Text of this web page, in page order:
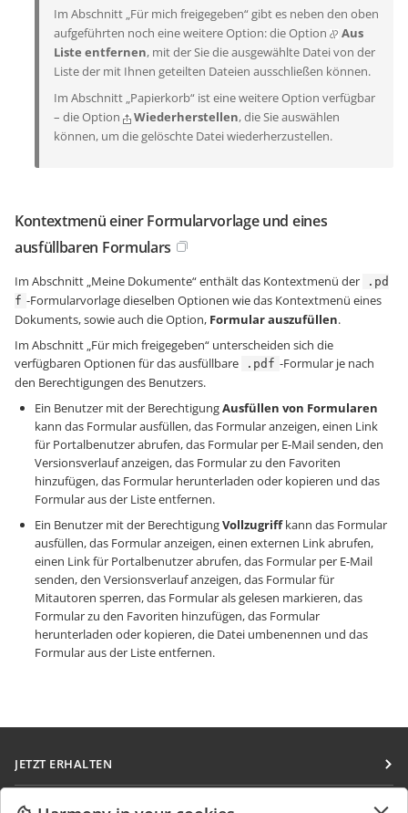
Im Abschnitt „Für mich freigegeben“ gibt es neben den oben
aufgeführten noch eine weitere Option: die Option
Aus
Liste entfernen, mit der Sie die ausgewählte Datei von der
Liste der mit Ihnen geteilten Dateien ausschließen können.
Im Abschnitt „Papierkorb“ ist eine weitere Option verfügbar
– die Option
Wiederherstellen, die Sie auswählen
können, um die gelöschte Datei wiederherzustellen.
Kontextmenü einer Formularvorlage und eines
ausfüllbaren Formulars
Im Abschnitt „Meine Dokumente“ enthält das Kontextmenü der
.pd
f -Formularvorlage dieselben Optionen wie das Kontextmenü eines
Dokuments, sowie auch die Option, Formular auszufüllen.
Im Abschnitt „Für mich freigegeben“ unterscheiden sich die
verfügbaren Optionen für das ausfüllbare
.pdf -Formular je nach
den Berechtigungen des Benutzers.
Ein Benutzer mit der BerechtigungAusfüllen von Formularen
kann das Formular ausfüllen, das Formular anzeigen, einen Link
für Portalbenutzer abrufen, das Formular per E-Mail senden, den
Versionsverlauf anzeigen, das Formular zu den Favoriten
hinzufügen, das Formular herunterladen oder kopieren und das
Formular aus der Liste entfernen.
Ein Benutzer mit der BerechtigungVollzugriffkann das Formular
ausfüllen, das Formular anzeigen, einen externen Link abrufen,
einen Link für Portalbenutzer abrufen, das Formular per E-Mail
senden, den Versionsverlauf anzeigen, das Formular für
Mitautoren sperren, das Formular als gelesen markieren, das
Formular zu den Favoriten hinzufügen, das Formular
herunterladen oder kopieren, die Datei umbenennen und das
Formular aus der Liste entfernen.
JETZT ERHALTEN
Docs
ZUSAMMENARBEITEN